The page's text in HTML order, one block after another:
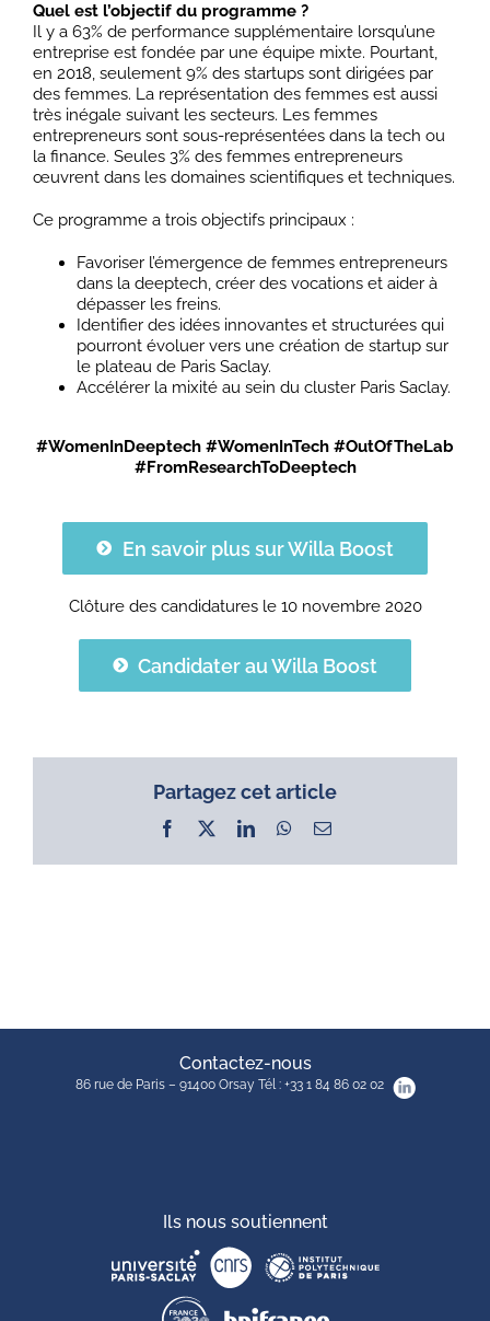
Quel est l’objectif du programme ?
Il y a 63% de performance supplémentaire lorsqu’une
entreprise est fondée par une équipe mixte. Pourtant,
en 2018, seulement 9% des startups sont dirigées par
des femmes. La représentation des femmes est aussi
très inégale suivant les secteurs. Les femmes
entrepreneurs sont sous-représentées dans la tech ou
la finance. Seules 3% des femmes entrepreneurs
œuvrent dans les domaines scientifiques et techniques.
Ce programme a trois objectifs principaux :
Favoriser l’émergence de femmes entrepreneurs
dans la deeptech, créer des vocations et aider à
dépasser les freins.
Identifier des idées innovantes et structurées qui
pourront évoluer vers une création de startup sur
le plateau de Paris Saclay.
Accélérer la mixité au sein du cluster Paris Saclay.
#WomenInDeeptech #WomenInTech #OutOfTheLab
#FromResearchToDeeptech
En savoir plus sur Willa Boost
Clôture des candidatures le 10 novembre 2020
Candidater au Willa Boost
Partagez cet article
Facebook LinkedInWhatsApp
Email
Contactez-nous
86 rue de Paris – 91400 Orsay Tél : +33 1 84 86 02 02
Ils nous soutiennent